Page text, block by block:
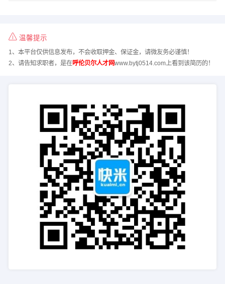
温馨提示
1、本平台仅供信息发布，不会收取押金、保证金，请微友务必谨慎！
2、请告知求职者，是在呼伦贝尔人才网www.bytj0514.com上看到该简历的！